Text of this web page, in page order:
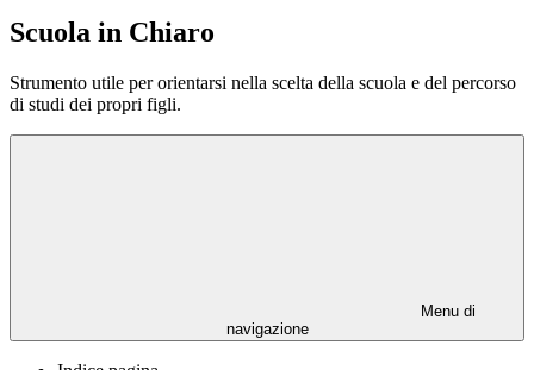
Scuola in Chiaro
Strumento utile per orientarsi nella scelta della scuola e del percorso
di studi dei propri figli.
Menu di
navigazione